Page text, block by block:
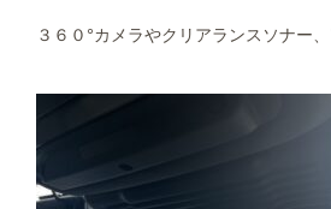
３６０°カメラやクリアランスソナー